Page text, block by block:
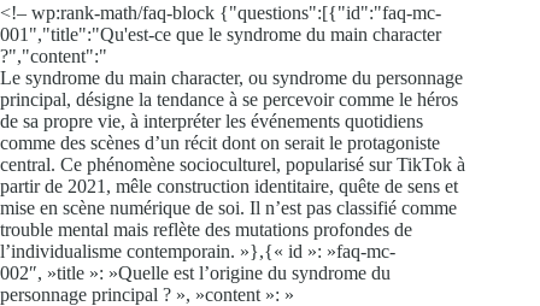
<!– wp:rank-math/faq-block {"questions":[{"id":"faq-mc-
001","title":"Qu'est-ce que le syndrome du main character
?","content":"
Le syndrome du main character, ou syndrome du personnage
principal, désigne la tendance à se percevoir comme le héros
de sa propre vie, à interpréter les événements quotidiens
comme des scènes d’un récit dont on serait le protagoniste
central. Ce phénomène socioculturel, popularisé sur TikTok à
partir de 2021, mêle construction identitaire, quête de sens et
mise en scène numérique de soi. Il n’est pas classifié comme
trouble mental mais reflète des mutations profondes de
l’individualisme contemporain. »},{« id »: »faq-mc-
002″, »title »: »Quelle est l’origine du syndrome du
personnage principal ? », »content »: »